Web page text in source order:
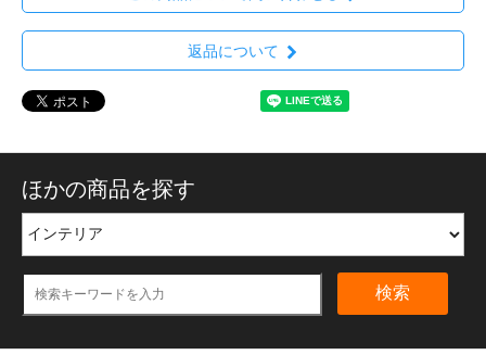
返品について
ほかの商品を探す
検索